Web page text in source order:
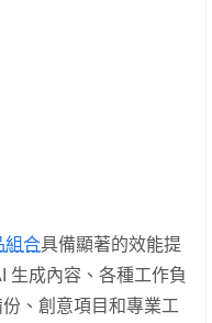
組合具備顯著的效能提
生成內容、各種工作負
、創意項目和專業工